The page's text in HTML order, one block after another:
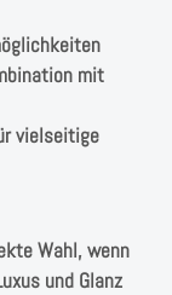
mit
vielseitige
Wahl, wenn
und Glanz